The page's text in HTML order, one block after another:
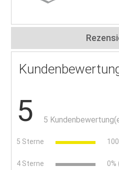
5 5
5 Sterne
4 Sterne 0%